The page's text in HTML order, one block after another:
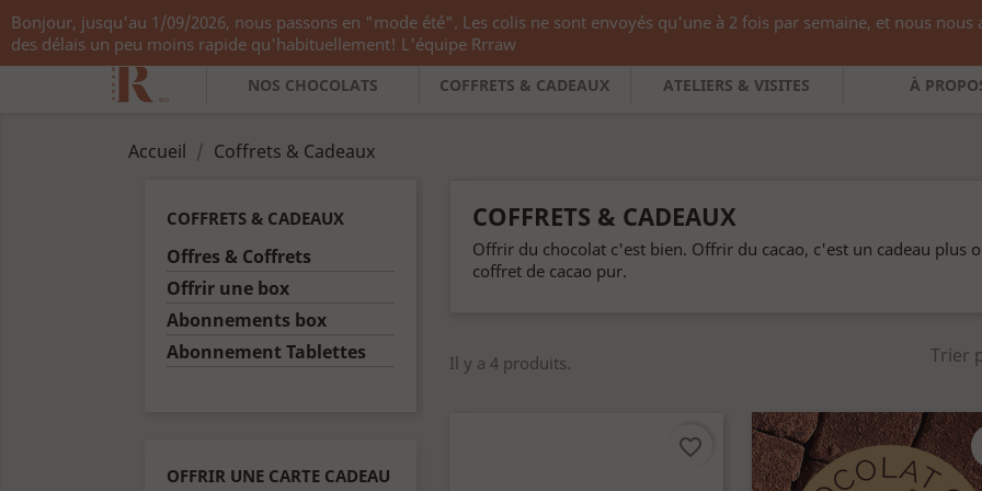
Appelez-nous :+33 783 782 138 Français Devise :
NOS CHOCOLATS COFFRETS & CADEAUX ATELIERS & VISITES À
Bonjour, jusqu'au 1/09/2026, nous passons en "mode été". Les colis ne sont envoyés qu'une à 2 fois par semaine, et nous
des délais un peu moins rapide qu'habituellement! L'équipe Rrraw
Accueil Coffrets & Cadeaux
COFFRETS & CADEAUX
Offres & Coffrets
Offrir une box
Abonnements box
Abonnement Tablettes
OFFRIR UNE CARTE CADEAU
COFFRETS & CADEAUX
Offrir du chocolat c'est bien. Offrir du cacao, c'est un cadeau plus
coffret de cacao pur.
Il y a 4 produits.
Trier
favorite_border